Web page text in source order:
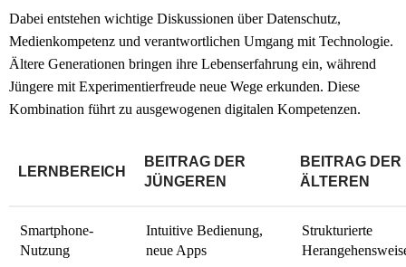
Dabei entstehen wichtige Diskussionen über Datenschutz,
Medienkompetenz und verantwortlichen Umgang mit Technologie.
Ältere Generationen bringen ihre Lebenserfahrung ein, während
Jüngere mit Experimentierfreude neue Wege erkunden. Diese
Kombination führt zu ausgewogenen digitalen Kompetenzen.
LERNBEREICH
BEITRAG DER
JÜNGEREN
BEITRAG DER
ÄLTEREN
Smartphone-
Nutzung
Intuitive Bedienung,
neue Apps
Strukturierte